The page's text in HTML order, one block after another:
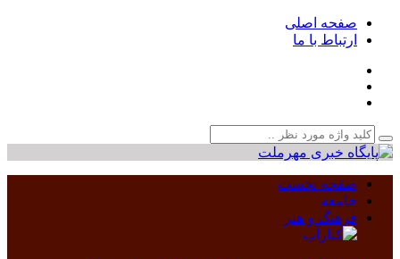
صفحه اصلی
ارتباط با ما
صفحه نخست
جامعه
فرهنگ و هنر